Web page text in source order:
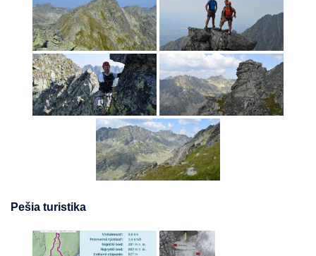
Pešia turistika